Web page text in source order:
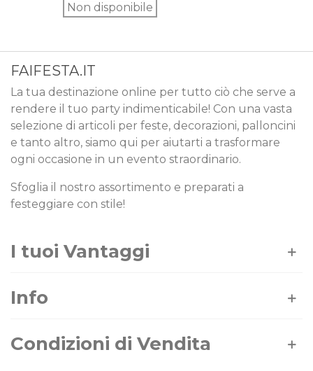
Non disponibile
FAIFESTA.IT
La tua destinazione online per tutto ciò che serve a
rendere il tuo party indimenticabile! Con una vasta
selezione di articoli per feste, decorazioni, palloncini
e tanto altro, siamo qui per aiutarti a trasformare
ogni occasione in un evento straordinario.
Sfoglia il nostro assortimento e preparati a
festeggiare con stile!
I tuoi Vantaggi
Info
Condizioni di Vendita